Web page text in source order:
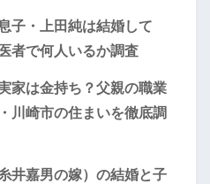
子・上田純は結婚して
者で何人いるか調査
家は金持ち？父親の職業
川崎市の住まいを徹底調
井嘉男の嫁）の結婚と子